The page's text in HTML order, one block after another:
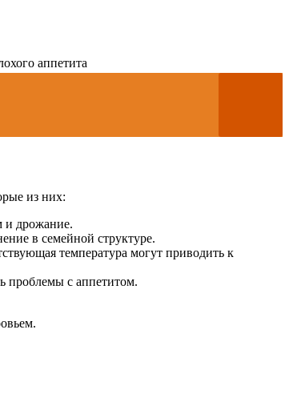
аппетита
из них:
и дрожание.
в семейной структуре.
температура могут приводить к
проблемы с аппетитом.